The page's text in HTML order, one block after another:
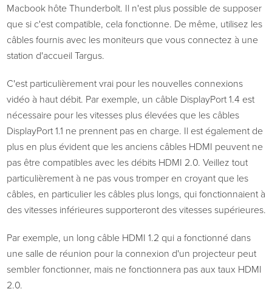
Macbook hôte Thunderbolt. Il n'est plus possible de supposer
que si c'est compatible, cela fonctionne. De même, utilisez les
câbles fournis avec les moniteurs que vous connectez à une
station d'accueil Targus.
C'est particulièrement vrai pour les nouvelles connexions
vidéo à haut débit. Par exemple, un câble DisplayPort 1.4 est
nécessaire pour les vitesses plus élevées que les câbles
DisplayPort 1.1 ne prennent pas en charge. Il est également de
plus en plus évident que les anciens câbles HDMI peuvent ne
pas être compatibles avec les débits HDMI 2.0. Veillez tout
particulièrement à ne pas vous tromper en croyant que les
câbles, en particulier les câbles plus longs, qui fonctionnaient à
des vitesses inférieures supporteront des vitesses supérieures.
Par exemple, un long câble HDMI 1.2 qui a fonctionné dans
une salle de réunion pour la connexion d'un projecteur peut
sembler fonctionner, mais ne fonctionnera pas aux taux HDMI
2.0.